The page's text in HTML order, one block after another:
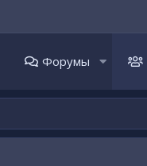
Форумы